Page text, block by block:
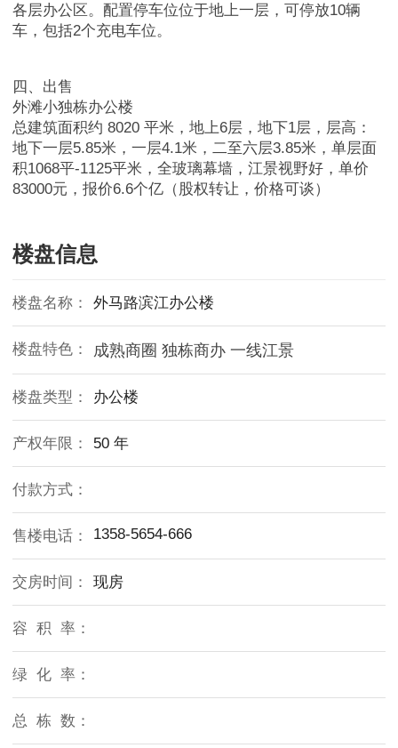
各层办公区。配置停车位位于地上一层，可停放10辆
车，包括2个充电车位。
四、出售
外滩小独栋办公楼
总建筑面积约 8020 平米， 地上6层，地下1层，层高：
地下一层5.85米，一层4.1米，二至六层3.85米，单层面
积1068平-1125平米，全玻璃幕墙，江景视野好，单价
83000元， 报价6.6个亿（股权转让，价格可谈）
楼盘信息
楼盘名称： 外马路滨江办公楼
楼盘特色： 成熟商圈 独栋商办 一线江景
楼盘类型： 办公楼
产权年限： 50 年
付款方式：
售楼电话： 1358-5654-666
交房时间： 现房
容 积 率：
绿 化 率：
总 栋 数：